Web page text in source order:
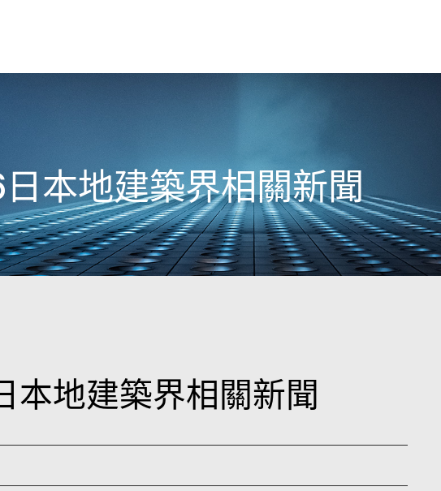
本地建築界相關新聞
本地建築界相關新聞